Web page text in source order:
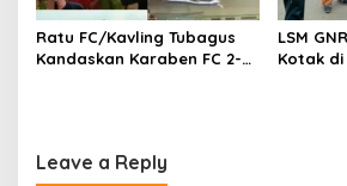
Ratu FC/Kavling Tubagus
Kandaskan Karaben FC 2-0:
LSM
Kotak
Leave a Reply